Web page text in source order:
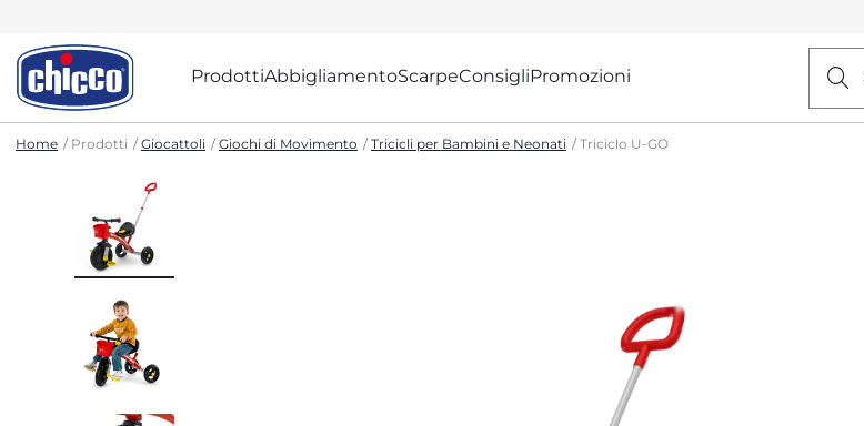
ProdottiAbbigliamentoScarpeConsigliPromozioni
Home Prodotti Giocattoli Giochi di Movimento Tricicli per Bambini e Neonati Triciclo U-GO